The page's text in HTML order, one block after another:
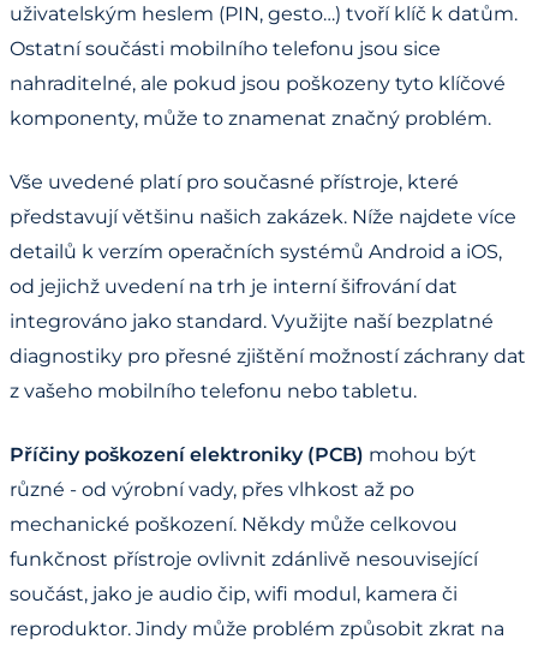
uživatelským heslem (PIN, gesto…) tvoří klíč k datům.
Ostatní součásti mobilního telefonu jsou sice
nahraditelné, ale pokud jsou poškozeny tyto klíčové
komponenty, může to znamenat značný problém.
Vše uvedené platí pro současné přístroje, které
představují většinu našich zakázek. Níže najdete více
detailů k verzím operačních systémů Android a iOS,
od jejichž uvedení na trh je interní šifrování dat
integrováno jako standard. Využijte naší bezplatné
diagnostiky pro přesné zjištění možností záchrany dat
z vašeho mobilního telefonu nebo tabletu.
Příčiny poškození elektroniky (PCB) mohou být
různé - od výrobní vady, přes vlhkost až po
mechanické poškození. Někdy může celkovou
funkčnost přístroje ovlivnit zdánlivě nesouvisející
součást, jako je audio čip, wifi modul, kamera či
reproduktor. Jindy může problém způsobit zkrat na